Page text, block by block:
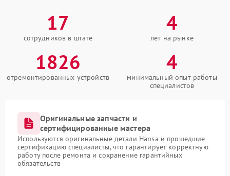
17
сотрудников в штате
4
лет на рынке
1826
отремонтированных устройств
4
минимальный опыт работы
специалистов
Оригинальные запчасти и
сертифицированные мастера
Используются оригинальные детали Hansa и прошедшие
сертификацию специалисты, что гарантирует корректную
работу после ремонта и сохранение гарантийных
обязательств